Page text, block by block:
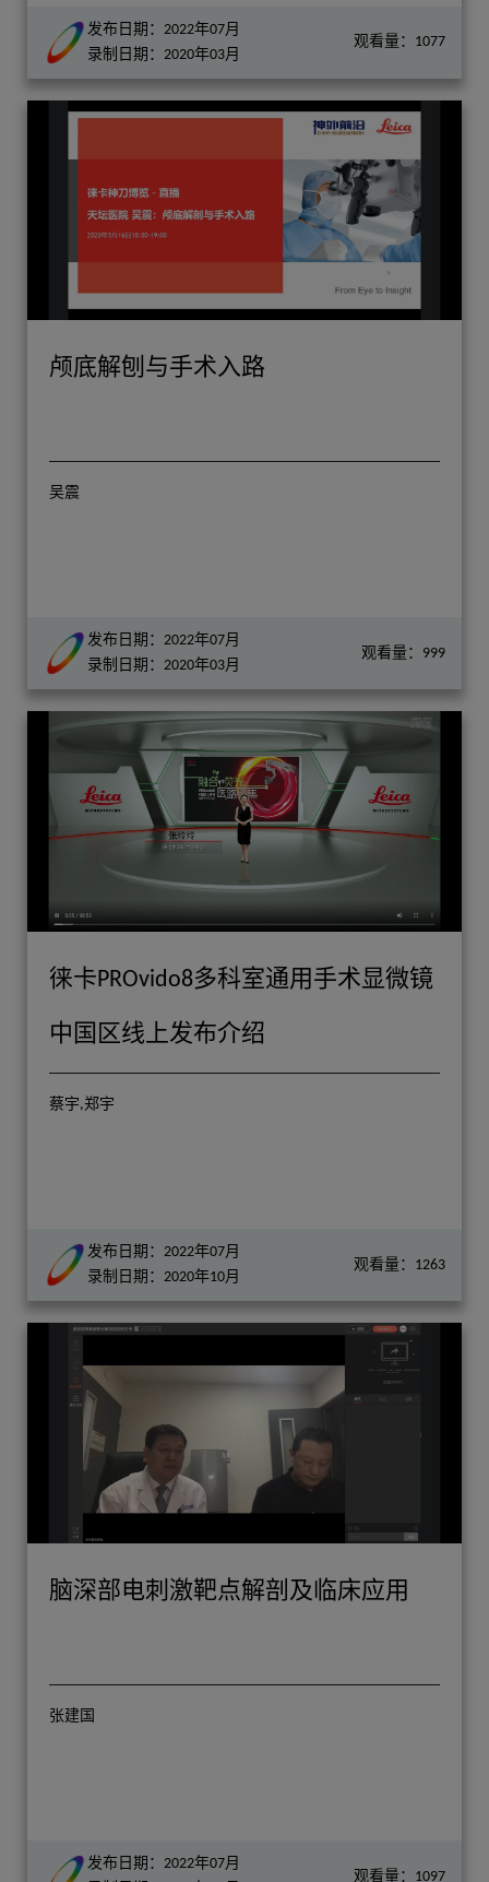
发布日期：2022年07月
录制日期：2020年03月
观看量：1077
颅底解刨与手术入路
吴震
发布日期：2022年07月
录制日期：2020年03月
观看量：999
徕卡PROvido8多科室通用手术显微镜
中国区线上发布介绍
蔡宇,郑宇
发布日期：2022年07月
录制日期：2020年10月
观看量：1263
脑深部电刺激靶点解剖及临床应用
张建国
发布日期：2022年07月
观看量：1097